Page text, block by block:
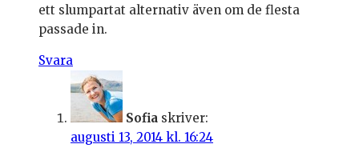
ett slumpartat alternativ även om de flesta
passade in.
Svara
Sofia skriver:
augusti 13, 2014 kl. 16:24